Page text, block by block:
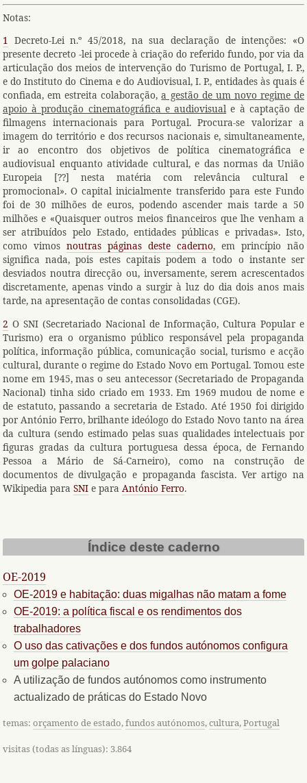
Notas:
1 Decreto-Lei n.º 45/2018, na sua declaração de intenções: «O
presente decreto -lei procede à criação do referido fundo, por via da
articulação dos meios de intervenção do Turismo de Portugal, I. P.,
e do Instituto do Cinema e do Audiovisual, I. P., entidades às quais é
confiada, em estreita colaboração,a gestão de um novo regime de
apoio à produção cinematográfica e audiovisual e à captação de
filmagens internacionais para Portugal. Procura-se valorizar a
imagem do território e dos recursos nacionais e, simultaneamente,
ir ao encontro dos objetivos de política cinematográfica e
audiovisual enquanto atividade cultural, e das normas da União
Europeia [??] nesta matéria com relevância cultural e
promocional». O capital inicialmente transferido para este Fundo
foi de 30 milhões de euros, podendo ascender mais tarde a 50
milhões e «Quaisquer outros meios financeiros que lhe venham a
ser atribuídos pelo Estado, entidades públicas e privadas». Isto,
como vimos noutras páginas deste caderno, em princípio não
significa nada, pois estes capitais podem a todo o instante ser
desviados noutra direcção ou, inversamente, serem acrescentados
discretamente, apenas vindo a surgir à luz do dia dois anos mais
tarde, na apresentação de contas consolidadas (CGE).
2 O SNI (Secretariado Nacional de Informação, Cultura Popular e
Turismo) era o organismo público responsável pela propaganda
política, informação pública, comunicação social, turismo e acção
cultural, durante o regime do Estado Novo em Portugal. Tomou este
nome em 1945, mas o seu antecessor (Secretariado de Propaganda
Nacional) tinha sido criado em 1933. Em 1969 mudou de nome e
de estatuto, passando a secretaria de Estado. Até 1950 foi dirigido
por António Ferro, brilhante ideólogo do Estado Novo tanto na área
da cultura (sendo estimado pelas suas qualidades intelectuais por
figuras gradas da cultura portuguesa dessa época, de Fernando
Pessoa a Mário de Sá-Carneiro), como na construção de
documentos de divulgação e propaganda fascista. Ver artigo na
Wikipedia para SNI e para António Ferro.
Índice deste caderno
OE-2019
OE-2019 e habitação: duas migalhas não matam a fome
OE-2019: a política fiscal e os rendimentos dos
trabalhadores
O uso das cativações e dos fundos autónomos configura
um golpe palaciano
A utilização de fundos autónomos como instrumento
actualizado de práticas do Estado Novo
temas: orçamento de estado,fundos autónomos,cultura,Portugal
visitas (todas as línguas): 3.864